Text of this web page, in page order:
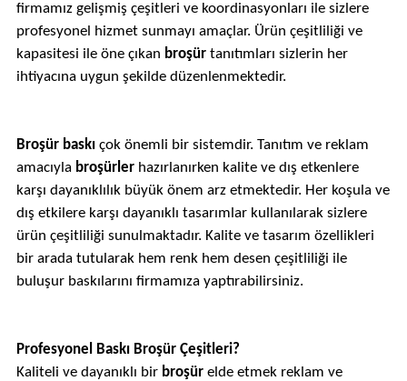
firmamız gelişmiş çeşitleri ve koordinasyonları ile sizlere
profesyonel hizmet sunmayı amaçlar. Ürün çeşitliliği ve
kapasitesi ile öne çıkan broşürtanıtımları sizlerin her
ihtiyacına uygun şekilde düzenlenmektedir.
Broşür baskıçok önemli bir sistemdir. Tanıtım ve reklam
amacıyla broşürlerhazırlanırken kalite ve dış etkenlere
karşı dayanıklılık büyük önem arz etmektedir. Her koşula ve
dış etkilere karşı dayanıklı tasarımlar kullanılarak sizlere
ürün çeşitliliği sunulmaktadır. Kalite ve tasarım özellikleri
bir arada tutularak hem renk hem desen çeşitliliği ile
buluşur baskılarını firmamıza yaptırabilirsiniz.
Profesyonel Baskı Broşür Çeşitleri?
Kaliteli ve dayanıklı bir broşürelde etmek reklam ve